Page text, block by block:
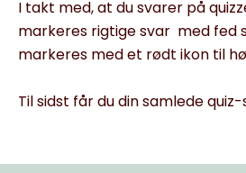
I takt med, at du svarer på
markeres rigtige svar med fed
markeres med et rødt ikon til
Til sidst får du din samlede